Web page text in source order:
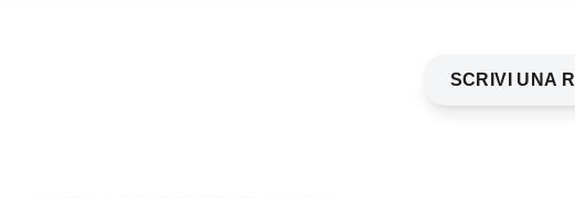
SCRIVI UNA